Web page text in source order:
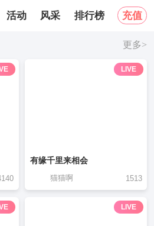
充值
活动 风采 排行榜 关于我
更多>
LIVE
有缘千里来相会
猫猫啊 1513
LIVE